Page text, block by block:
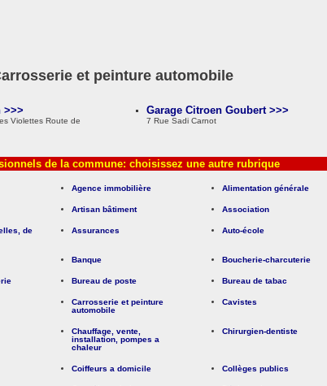
et peinture automobile
>>>
Violettes Route de
Garage Citroen Goubert >>>
7 Rue Sadi Carnot
de la commune: choisissez une autre rubrique
Agence immobilière Alimentation générale
Artisan bâtiment Association
de
Assurances Auto-école
Banque Boucherie-charcuterie
Bureau de poste Bureau de tabac
Carrosserie et peinture
automobile
Cavistes
Chauffage, vente,
installation, pompes a
chaleur
Chirurgien-dentiste
Coiffeurs a domicile Collèges publics